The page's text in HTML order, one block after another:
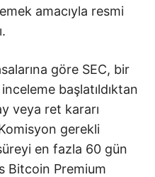
amacıyla resmi
göre SEC, bir
başlatıldıktan
veya ret kararı
gerekli
en fazla 60 gün
Bitcoin Premium